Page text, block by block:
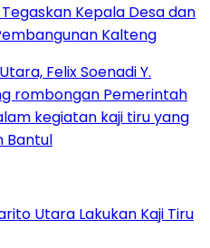
Kepala Desa dan
Kalteng
Utara Lakukan Kaji Tiru